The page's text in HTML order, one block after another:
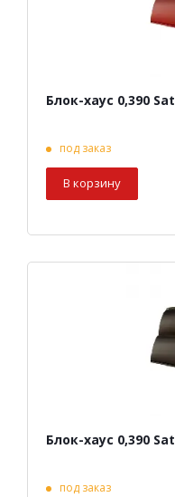
Блок-хаус 0,390
под заказ
В корзину
Блок-хаус 0,390
под заказ